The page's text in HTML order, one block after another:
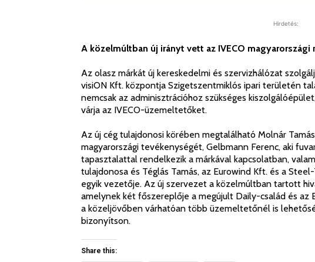
Hirdetés:
A közelmúltban új irányt vett az IVECO magyarországi
Az olasz márkát új kereskedelmi és szervizhálózat
visiON Kft. központja Szigetszentmiklós ipari területén
nemcsak az adminisztrációhoz szükséges
várja az IVECO-üzemeltetőket.
Az új cég tulajdonosi körében megtalálható Molnár
magyarországi tevékenységét, Gelbmann Ferenc, aki
tapasztalattal rendelkezik a márkával kapcsolatban,
tulajdonosa és Téglás Tamás, az Eurowind Kft. és a
egyik vezetője. Az új szervezet a közelmúltban tartott
amelynek két főszereplője a megújult Daily-család és
a közeljövőben várhatóan több üzemeltetőnél is
bizonyítson.
Share this: